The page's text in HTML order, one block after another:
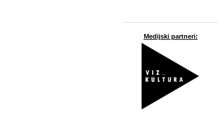
Medijski partneri: